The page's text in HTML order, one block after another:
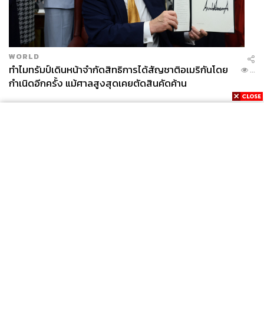
WORLD
ทำไมทรัมป์เดินหน้าจำกัดสิทธิการได้สัญชาติอเมริกันโดย
กำเนิดอีกครั้ง แม้ศาลสูงสุดเคยตัดสินคัดค้าน
...